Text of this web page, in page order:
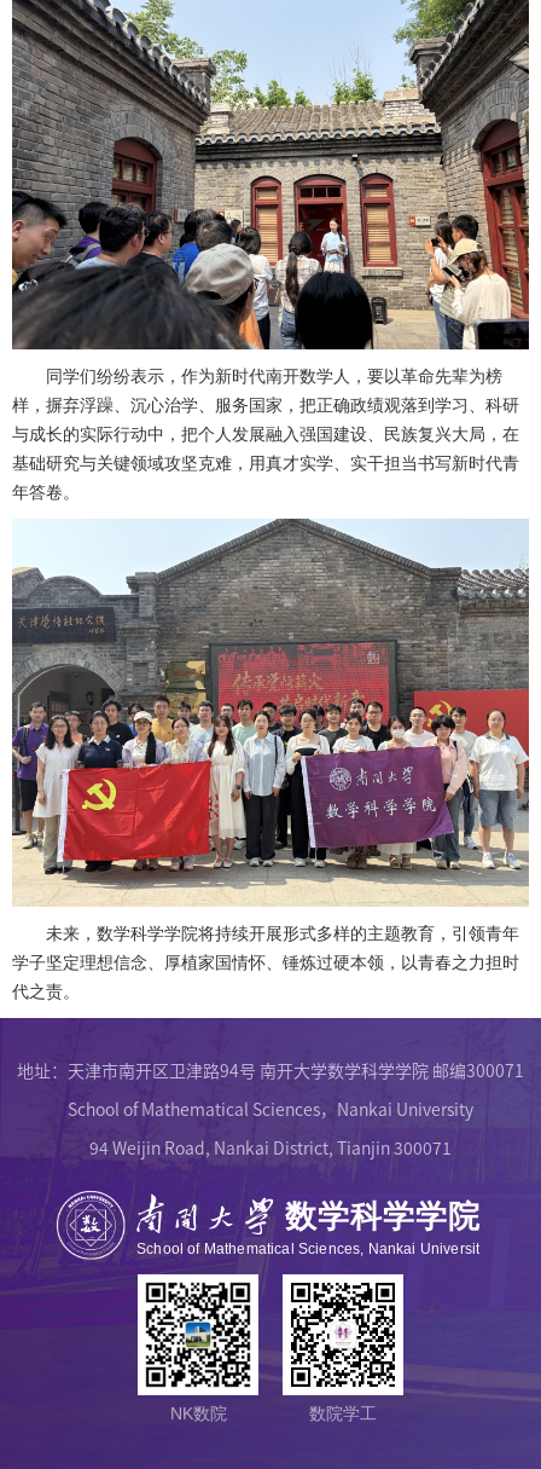
同学们纷纷表示，作为新时代南开数学人，要以革命先辈为榜
样，摒弃浮躁、沉心治学、服务国家，把正确政绩观落到学习、科研
与成长的实际行动中，把个人发展融入强国建设、民族复兴大局，在
基础研究与关键领域攻坚克难，用真才实学、实干担当书写新时代青
年答卷。
未来，数学科学学院将持续开展形式多样的主题教育，引领青年
学子坚定理想信念、厚植家国情怀、锤炼过硬本领，以青春之力担时
代之责。
地址：天津市南开区卫津路94号 南开大学数学科学学院 邮编300071
School of Mathematical Sciences，Nankai University
94 Weijin Road, Nankai District, Tianjin 300071
NK数院 数院学工